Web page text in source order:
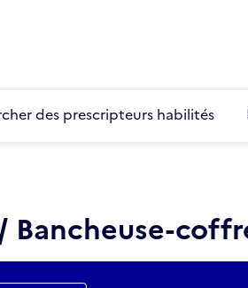
des prescripteurs habilités